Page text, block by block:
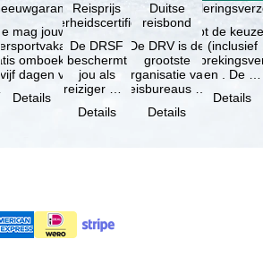
Je mag jouw
omboeken
dagen voor
Details
Reisprijs
zekerheidscertificaat
De DRSF
beschermt
jou als
reiziger met
pakketreis
Details
Duitse
reisbond
De DRV is de
grootste
organisatie van
reisbureaus en
in Duitsland. …
Details
Je hebt de
(inclusief
en . De …
Details